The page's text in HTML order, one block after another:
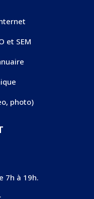
et SEM
photo)
7h à 19h.